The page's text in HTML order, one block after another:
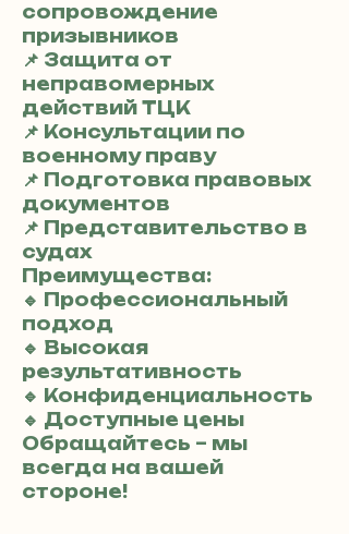
сопровождение
призывников
📌 Защита от
неправомерных
действий ТЦК
📌 Консультации по
военному праву
📌 Подготовка правовых
документов
📌 Представительство в
судах
Преимущества:
🔹 Профессиональный
подход
🔹 Высокая
результативность
🔹 Конфиденциальность
🔹 Доступные цены
Обращайтесь – мы
всегда на вашей
стороне!